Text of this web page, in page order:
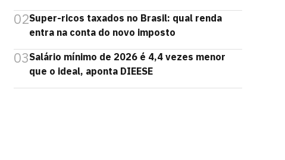
02Super-ricos taxados no Brasil: qual renda
entra na conta do novo imposto
03Salário mínimo de 2026 é 4,4 vezes menor
que o ideal, aponta DIEESE